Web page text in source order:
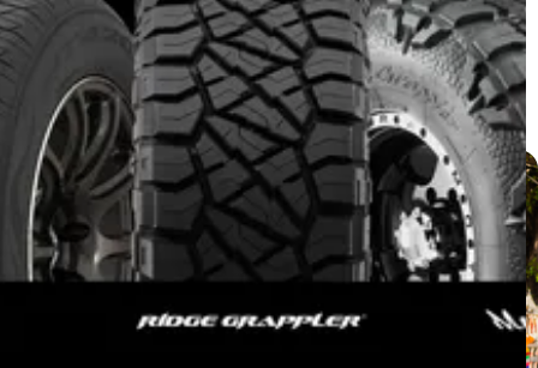
Isuzu MU-X ติดตั้ง NITTO RIDGE
GRAPPLER